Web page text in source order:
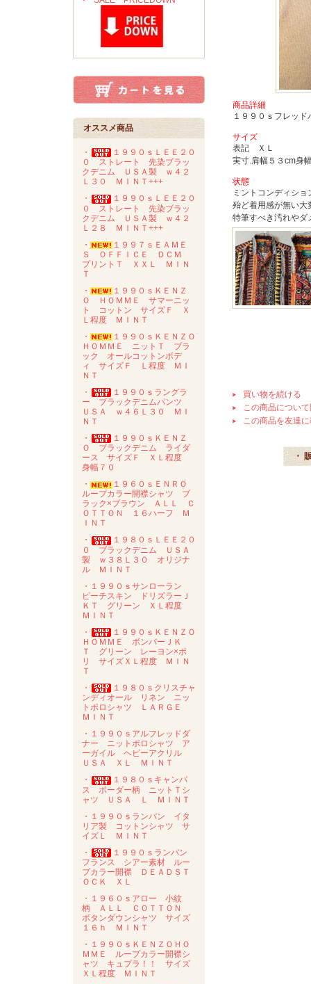
オススメ商品
・
１９９０ｓＬＥＥ２０
０ ストレート 先染ブラッ
クデニム ＵＳＡ製 ｗ４２
Ｌ３０ ＭＩＮＴ+++
・
１９９０ｓＬＥＥ２０
０ ストレート 先染ブラッ
クデニム ＵＳＡ製 ｗ４２
Ｌ２８ ＭＩＮＴ+++
・
１９９７ｓＥＡＭＥ
Ｓ ＯＦＦＩＣＥ ＤＣＭ
プリントＴ ＸＸＬ ＭＩＮ
Ｔ
・
１９９０ｓＫＥＮＺ
Ｏ ＨＯＭＭＥ サマーニッ
ト コットン サイズＦ Ｘ
Ｌ程度 ＭＩＮＴ
・
１９９０ｓＫＥＮＺＯ
ＨＯＭＭＥ ニットＴ ブラ
ック オールコットンボデ
ィ サイズＦ Ｌ程度 ＭＩ
ＮＴ
・
１９９０ｓラングラ
ー ブラックデニムパンツ
ＵＳＡ ｗ４６Ｌ３０ ＭＩ
ＮＴ
・
１９９０ｓＫＥＮＺ
Ｏ ブラックデニム ライダ
ース サイズＦ ＸＬ程度
身幅７０
・
１９６０ｓＥＮＲＯ
ループカラー開襟シャツ ブ
ラック×ブラウン ＡＬＬ Ｃ
ＯＴＴＯＮ １６ハーフ Ｍ
ＩＮＴ
・
１９８０ｓＬＥＥ２０
０ ブラックデニム ＵＳＡ
製 ｗ３８Ｌ３０ オリジナ
ル ＭＩＮＴ
・１９９０ｓサンローラン
ピーチスキン ドリズラーＪ
ＫＴ グリーン ＸＬ程度
ＭＩＮＴ
・
１９９０ｓＫＥＮＺＯ
ＨＯＭＭＥ ボンバーＪＫ
Ｔ グリーン レーヨン×ポ
リ サイズＸＬ程度 ＭＩＮ
Ｔ
・
１９８０ｓクリスチャ
ンディオール リネン ニッ
トポロシャツ ＬＡＲＧＥ
ＭＩＮＴ
・１９９０ｓアルフレッドダ
ナー ニットポロシャツ ア
ーガイル ヘビーアクリル
ＵＳＡ ＸＬ ＭＩＮＴ
・
１９８０ｓキャンパ
ス ボーダー柄 ニットＴシ
ャツ ＵＳＡ Ｌ ＭＩＮＴ
・１９９０ｓランバン イタ
リア製 コットンシャツ サ
イズＬ ＭＩＮＴ
・
１９９０ｓランバン
フランス シアー素材 ルー
プカラー開襟 ＤＥＡＤＳＴ
ＯＣＫ ＸＬ
・１９６０ｓアロー 小紋
柄 ＡＬＬ ＣＯＴＴＯＮ
ボタンダウンシャツ サイズ
１６ｈ ＭＩＮＴ
・１９９０ｓＫＥＮＺＯＨＯ
ＭＭＥ ループカラー開襟シ
ャツ キュプラ！！ サイズ
ＸＬ程度 ＭＩＮＴ
商品詳細
１９９０ｓフレッ
サイズ
表記 ＸＬ
実寸.肩幅５３cm身
状態
ミントコンディショ
殆ど着用感が無い大
特筆すべき汚れやダ
買い物を続ける
この商品につい
この商品を友達
・